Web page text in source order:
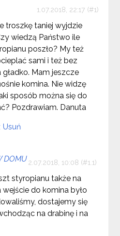
1.07.2018, 22:17
troszkę taniej wyjdzie
wiedzą Państwo ile
poszło? My też
sami i też bez
gładko. Mam jeszcze
komina. Nie widzę
sposób można się do
Pozdrawiam. Danuta
Usuń
DOMU2.07.2018, 10:08
styropianu także na
wejście do komina było
dostajemy się
na drabinę i na